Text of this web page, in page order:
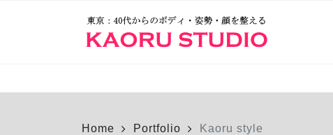
Home Portfolio Kaoru style